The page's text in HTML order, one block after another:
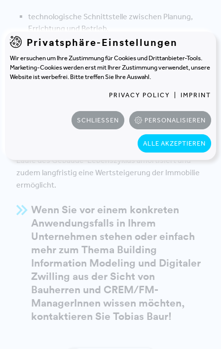
technologische Schnittstelle zwischen Planung,
Errichtung und Betrieb,
Infrastruktur,
Nähe zu NutzerInnen und BedarfsträgerInnen.
Florian Danner ist davon überzeugt, dass sich die
Investition in BIM bzw. in einen Digitalen Zwilling im
Laufe des Gebäude-Lebenszyklus amortisiert und
zudem langfristig eine Wertsteigerung der Immobilie
ermöglicht.
Wenn Sie vor einem konkreten
Anwendungsfalls in Ihrem
Unternehmen stehen oder einfach
mehr zum Thema Building
Information Modeling und Digitaler
Zwilling aus der Sicht von
Bauherren und CREM/FM-
ManagerInnen wissen möchten,
kontaktieren Sie Tobias Baur!
Privatsphäre-Einstellungen
Wir ersuchen um Ihre Zustimmung für Cookies und Drittanbieter-Tools.
Marketing-Cookies werden erst mit Ihrer Zustimmung verwendet, unsere
Website ist werbefrei. Bitte treffen Sie Ihre Auswahl.
PRIVACY POLICY IMPRINT
SCHLIESSEN PERSONALISIEREN
ALLE AKZEPTIEREN